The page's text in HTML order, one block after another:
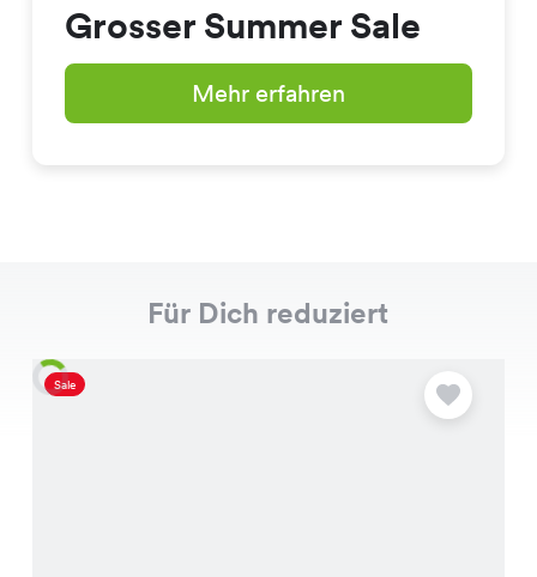
Grosser Summer Sale
Mehr erfahren
Für Dich reduziert
Sale